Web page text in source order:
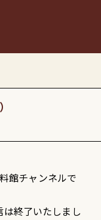
館チャンネルで
終了いたしまし